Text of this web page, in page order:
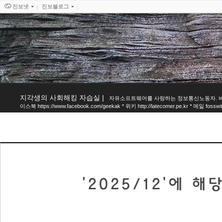
지각생의 사회해킹 자습실 |
자유소프트웨어를 사랑하는 정보통신노동자.
이스북 https://www.facebook.com/geekak * 위키 http://latecomer.pe.kr * 메일
진보넷 진보블로그